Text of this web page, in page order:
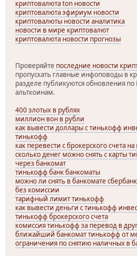
криптовалюта ton новости
криптовалюта эфириум новости
криптовалюты новости аналитика
новости в мире криптовалют
криптовалюта новости прогнозы
Проверяйте последние новости
пропускать главные инфоповоды в
разделе публикуются обновления
альткоинам.
400 злотых в рублях
миллион вон в рубли
как вывести доллары с тинькофф
тинькофф
как перевести с брокерского счета
сколько денег можно снять с карты
через банкомат
тинькофф банк банкоматы
можно ли снять в банкомате
без комиссии
тарифный лимит тинькофф
как вывести деньги с тинькофф
тинькофф брокерского счета
комиссия тинькофф за перевод в
ближайший банкомат тинькофф от
ограничения по снятию наличных в